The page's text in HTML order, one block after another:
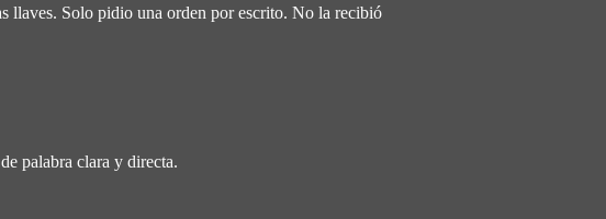
llaves. Solo pidio una orden por escrito. No la recibió
palabra clara y directa.